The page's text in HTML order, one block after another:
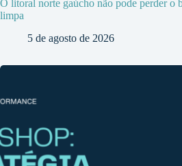
O litoral norte gaúcho não pode perder o
limpa
5 de agosto de 2026